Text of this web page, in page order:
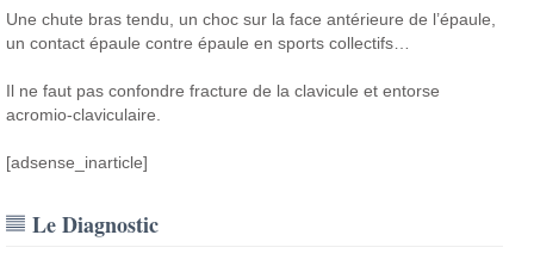
Une chute bras tendu, un choc sur la face antérieure de l’épaule,
un contact épaule contre épaule en sports collectifs…
Il ne faut pas confondre fracture de la clavicule et entorse
acromio-claviculaire.
[adsense_inarticle]
Le Diagnostic